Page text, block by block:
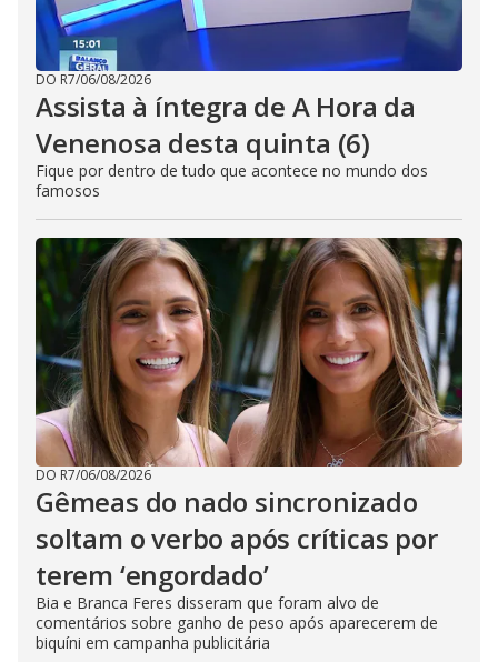
DO R7/06/08/2026
Assista à íntegra de A Hora da
Venenosa desta quinta (6)
Fique por dentro de tudo que acontece no mundo dos
famosos
DO R7/06/08/2026
Gêmeas do nado sincronizado
soltam o verbo após críticas por
terem ‘engordado’
Bia e Branca Feres disseram que foram alvo de
comentários sobre ganho de peso após aparecerem de
biquíni em campanha publicitária